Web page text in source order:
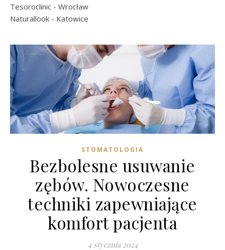
Tesoroclinic - Wrocław
Naturallook - Katowice
STOMATOLOGIA
Bezbolesne usuwanie
zębów. Nowoczesne
techniki zapewniające
komfort pacjenta
4 stycznia 2024